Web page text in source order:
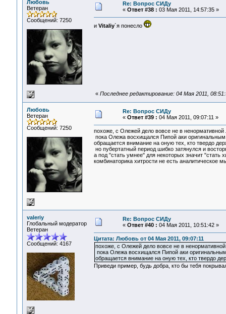
Любовь
Ветеран
Сообщений: 7250
Re: Вопрос СИДу
« Ответ #38 : 03 Мая 2011, 14:57:35 »
и Vitaliy`я понесло
« Последнее редактирование: 04 Мая 2011,
Любовь
Ветеран
Сообщений: 7250
Re: Вопрос СИДу
« Ответ #39 : 04 Мая 2011, 09:07:11 »
похоже, с Олежей дело вовсе не в ненормативной
пока Олежа восхищался Пипой аки
обращается внимание на оную тех, кто твердо
но пубертатный период шибко затянулся и
а под "стать умнее" для некоторых значит "стать
комбинаторика хитрости не есть аналитическое
valeriy
Глобальный модератор
Ветеран
Сообщений: 4167
Re: Вопрос СИДу
« Ответ #40 : 04 Мая 2011, 10:51:42 »
Цитата: Любовь от 04 Мая 2011, 09:07:11
похоже, с Олежей дело вовсе не в ненормативной
пока Олежа восхищался Пипой аки
обращается внимание на оную тех, кто твердо
Приведи пример, будь добра, кто бы тебя